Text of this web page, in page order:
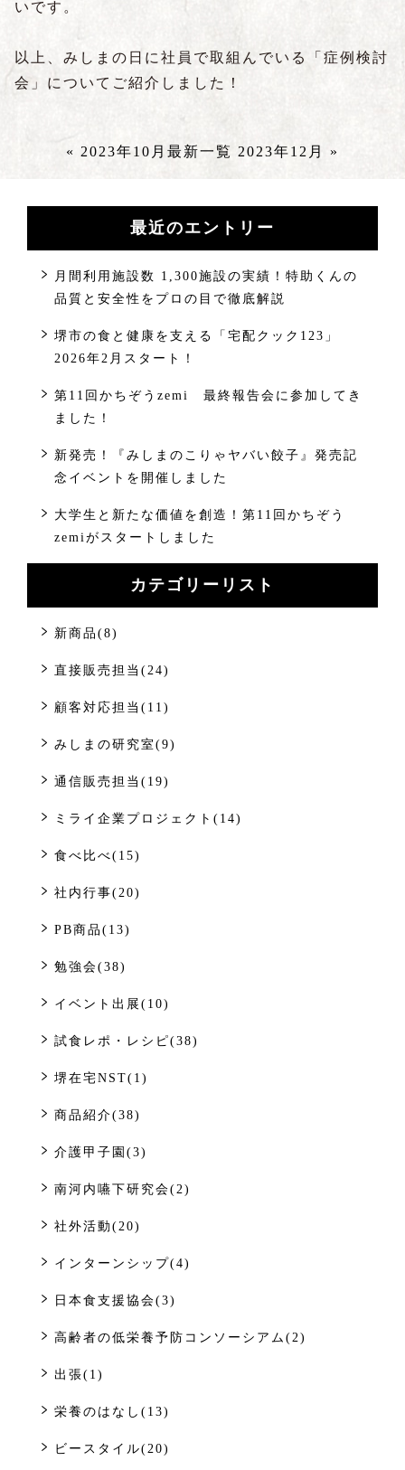
いです。
以上、みしまの日に社員で取組んでいる「症例検討
会」についてご紹介しました！
« 2023年10月 最新一覧 2023年12月 »
最近のエントリー
月間利用施設数 1,300施設の実績！特助くんの
品質と安全性をプロの目で徹底解説
堺市の食と健康を支える「宅配クック123」
2026年2月スタート！
第11回かちぞうzemi 最終報告会に参加してき
ました！
新発売！『みしまのこりゃヤバい餃子』発売記
念イベントを開催しました
大学生と新たな価値を創造！第11回かちぞう
zemiがスタートしました
カテゴリーリスト
新商品(8)
直接販売担当(24)
顧客対応担当(11)
みしまの研究室(9)
通信販売担当(19)
ミライ企業プロジェクト(14)
食べ比べ(15)
社内行事(20)
PB商品(13)
勉強会(38)
イベント出展(10)
試食レポ・レシピ(38)
堺在宅NST(1)
商品紹介(38)
介護甲子園(3)
南河内嚥下研究会(2)
社外活動(20)
インターンシップ(4)
日本食支援協会(3)
高齢者の低栄養予防コンソーシアム(2)
出張(1)
栄養のはなし(13)
ビースタイル(20)